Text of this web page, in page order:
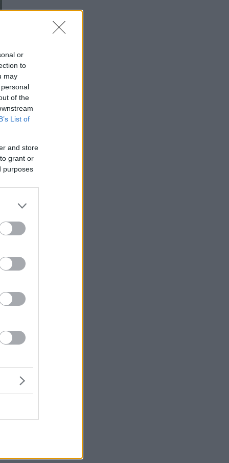
or
to
may
of the
List of
and store
grant or
purposes